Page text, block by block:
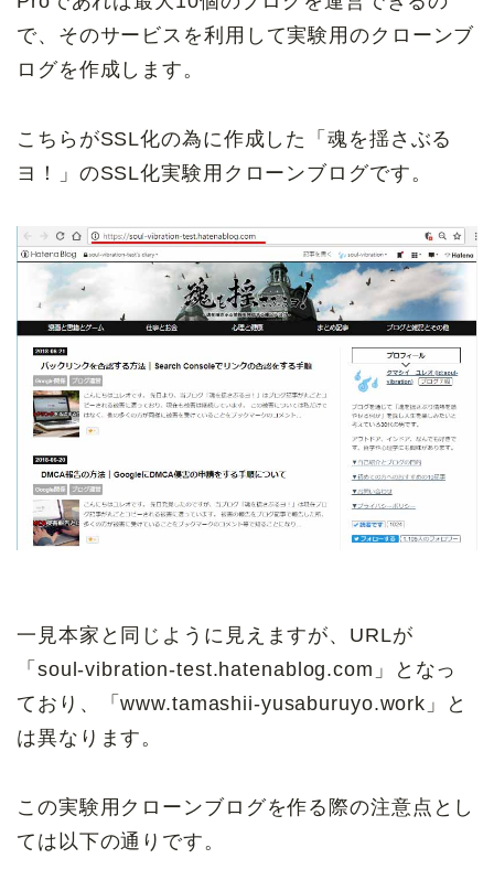
で、そのサービスを利用して実験用のクローンブ
ログを作成します。
こちらがSSL化の為に作成した「魂を揺さぶる
ヨ！」のSSL化実験用クローンブログです。
一見本家と同じように見えますが、URLが
「soul-vibration-test.hatenablog.com」となっ
ており、「www.tamashii-yusaburuyo.work」と
は異なります。
この実験用クローンブログを作る際の注意点とし
ては以下の通りです。